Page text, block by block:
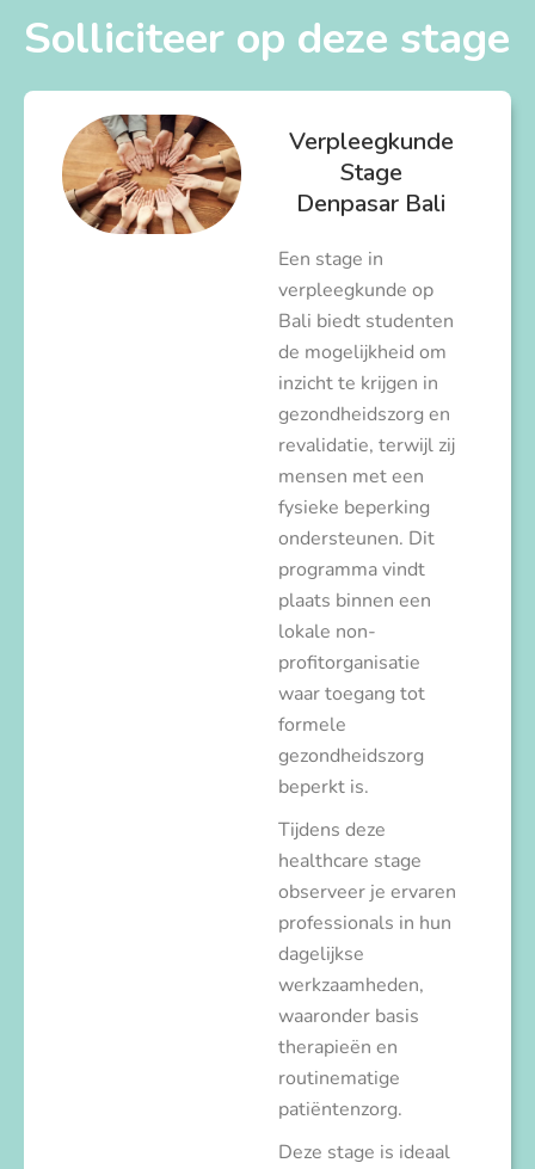
Solliciteer op deze stage
Verpleegkunde
Stage
Denpasar Bali
Een stage in
verpleegkunde op
Bali biedt studenten
de mogelijkheid om
inzicht te krijgen in
gezondheidszorg en
revalidatie, terwijl zij
mensen met een
fysieke beperking
ondersteunen. Dit
programma vindt
plaats binnen een
lokale non-
profitorganisatie
waar toegang tot
formele
gezondheidszorg
beperkt is.
Tijdens deze
healthcare stage
observeer je ervaren
professionals in hun
dagelijkse
werkzaamheden,
waaronder basis
therapieën en
routinematige
patiëntenzorg.
Deze stage is ideaal